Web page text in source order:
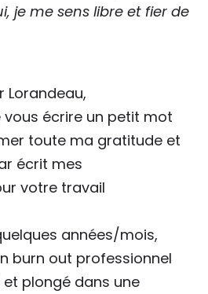
je me sens libre et fier de
Lorandeau,
écrire un petit mot
toute ma gratitude et
écrit mes
votre travail
années/mois,
burn out professionnel
plongé dans une